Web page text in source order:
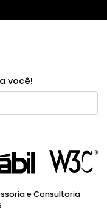
você!
e Consultoria